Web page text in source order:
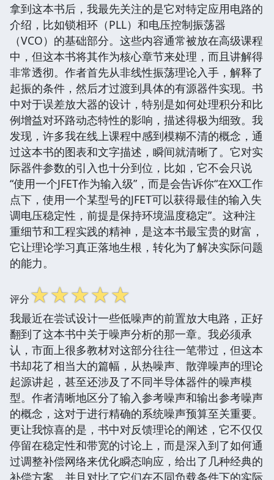
拿到这本书后，我最先关注的是它对特定应用电路的
介绍，比如锁相环（PLL）和电压控制振荡器
（VCO）的基础部分。这些内容通常被放在高级课程
中，但这本书将其作为核心章节来处理，而且讲解得
非常透彻。作者首先从非线性振荡理论入手，解释了
起振的条件，然后才过渡到具体的有源器件实现。书
中对于误差放大器的设计，特别是如何处理积分和比
例增益对环路动态特性的影响，描述得极为细致。我
发现，许多我在线上课程中感到模糊不清的概念，通
过这本书的图表和文字描述，瞬间就清晰了。它对实
际器件参数的引入也十分到位，比如，它不会只说
“使用一个JFET作为输入级”，而是会告诉你“在XX工作
点下，使用一个某型号的JFET可以获得最佳的输入失
调电压稳定性，前提是保持环境温度稳定”。这种注
重细节和工程实践的精神，是这本书最宝贵的财富，
它让理论学习真正落地生根，转化为了解决实际问题
的能力。
评分☆☆☆☆☆
我最近在尝试设计一些低噪声的前置放大电路，正好
翻到了这本书中关于噪声分析的那一章。我必须承
认，市面上很多教材对这部分往往一笔带过，但这本
书却花了相当大的篇幅，从热噪声、散弹噪声的理论
起源讲起，甚至还涉及了不同半导体器件的噪声模
型。作者清晰地区分了输入参考噪声和输出参考噪声
的概念，这对于进行精确的系统噪声预算至关重要。
更让我惊喜的是，书中对反馈理论的阐述，它不仅仅
停留在稳定性和带宽的讨论上，而是深入到了如何通
过调整补偿网络来优化瞬态响应，给出了几种经典的
补偿方案，并且对比了它们在不同负载条件下的实际